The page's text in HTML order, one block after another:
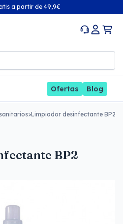
a partir de 49,9€
Ofertas Blog
>Limpiador desinfectante BP2
BP2